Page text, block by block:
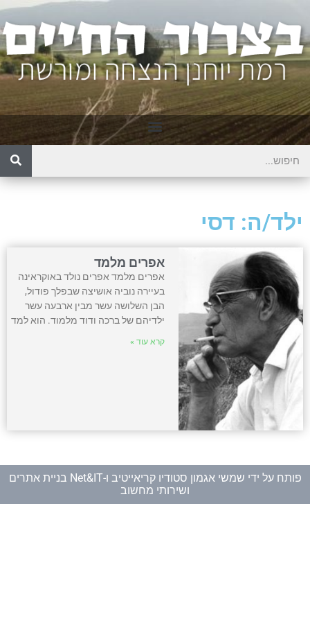
ילד/ה: דסי
אפרים מלמד
אפרים מלמד אפרים נולד באוקראינה
בעיירה נוביה אושיצה שבפלך פודול,
הבן השלושה עשר מבין ארבעה עשר
ילדיהם של ברכה ודוד מלמוד. הוא למד
קרא עוד »
פותח על ידי שמשי אגמון סטודיו קריאייטיב ו-
Net&IT בניית אתרים
ושירותי מחשוב